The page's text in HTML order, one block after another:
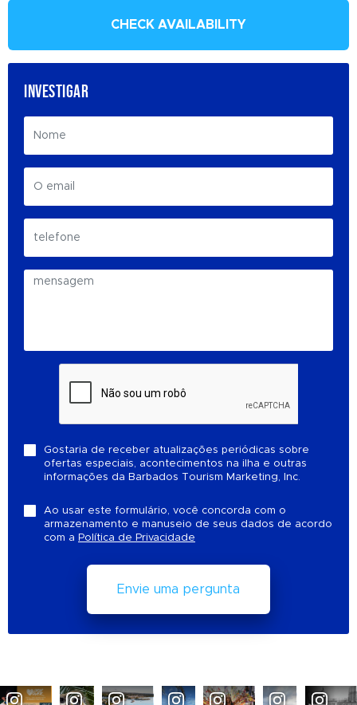
CHECK AVAILABILITY
INVESTIGAR
Gostaria de receber atualizações periódicas sobre
ofertas especiais, acontecimentos na ilha e outras
informações da Barbados Tourism Marketing, Inc.
Ao usar este formulário, você concorda com o
armazenamento e manuseio de seus dados de acordo
com a Política de Privacidade